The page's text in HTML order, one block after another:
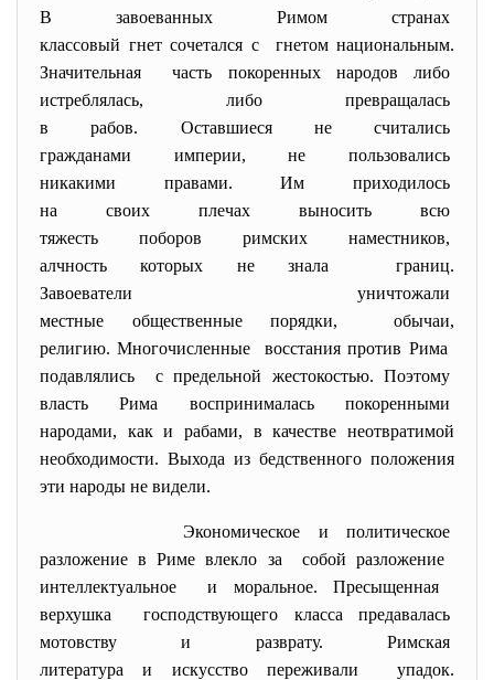
В завоеванных Римом странах
классовый гнет сочетался с гнетом национальным.
Значительная часть покоренных народов либо
истреблялась, либо превращалась
в рабов. Оставшиеся не считались
гражданами империи, не пользовались
никакими правами. Им приходилось
на своих плечах выносить всю
тяжесть поборов римских наместников,
алчность которых не знала границ.
Завоеватели уничтожали
местные общественные порядки, обычаи,
религию. Многочисленные восстания против Рима
подавлялись с предельной жестокостью. Поэтому
власть Рима воспринималась покоренными
народами, как и рабами, в качестве неотвратимой
необходимости. Выхода из бедственного положения
эти народы не видели.
Экономическое и политическое
разложение в Риме влекло за собой разложение
интеллектуальное и моральное. Пресыщенная
верхушка господствующего класса предавалась
мотовству и разврату. Римская
литература и искусствопереживали упадок.